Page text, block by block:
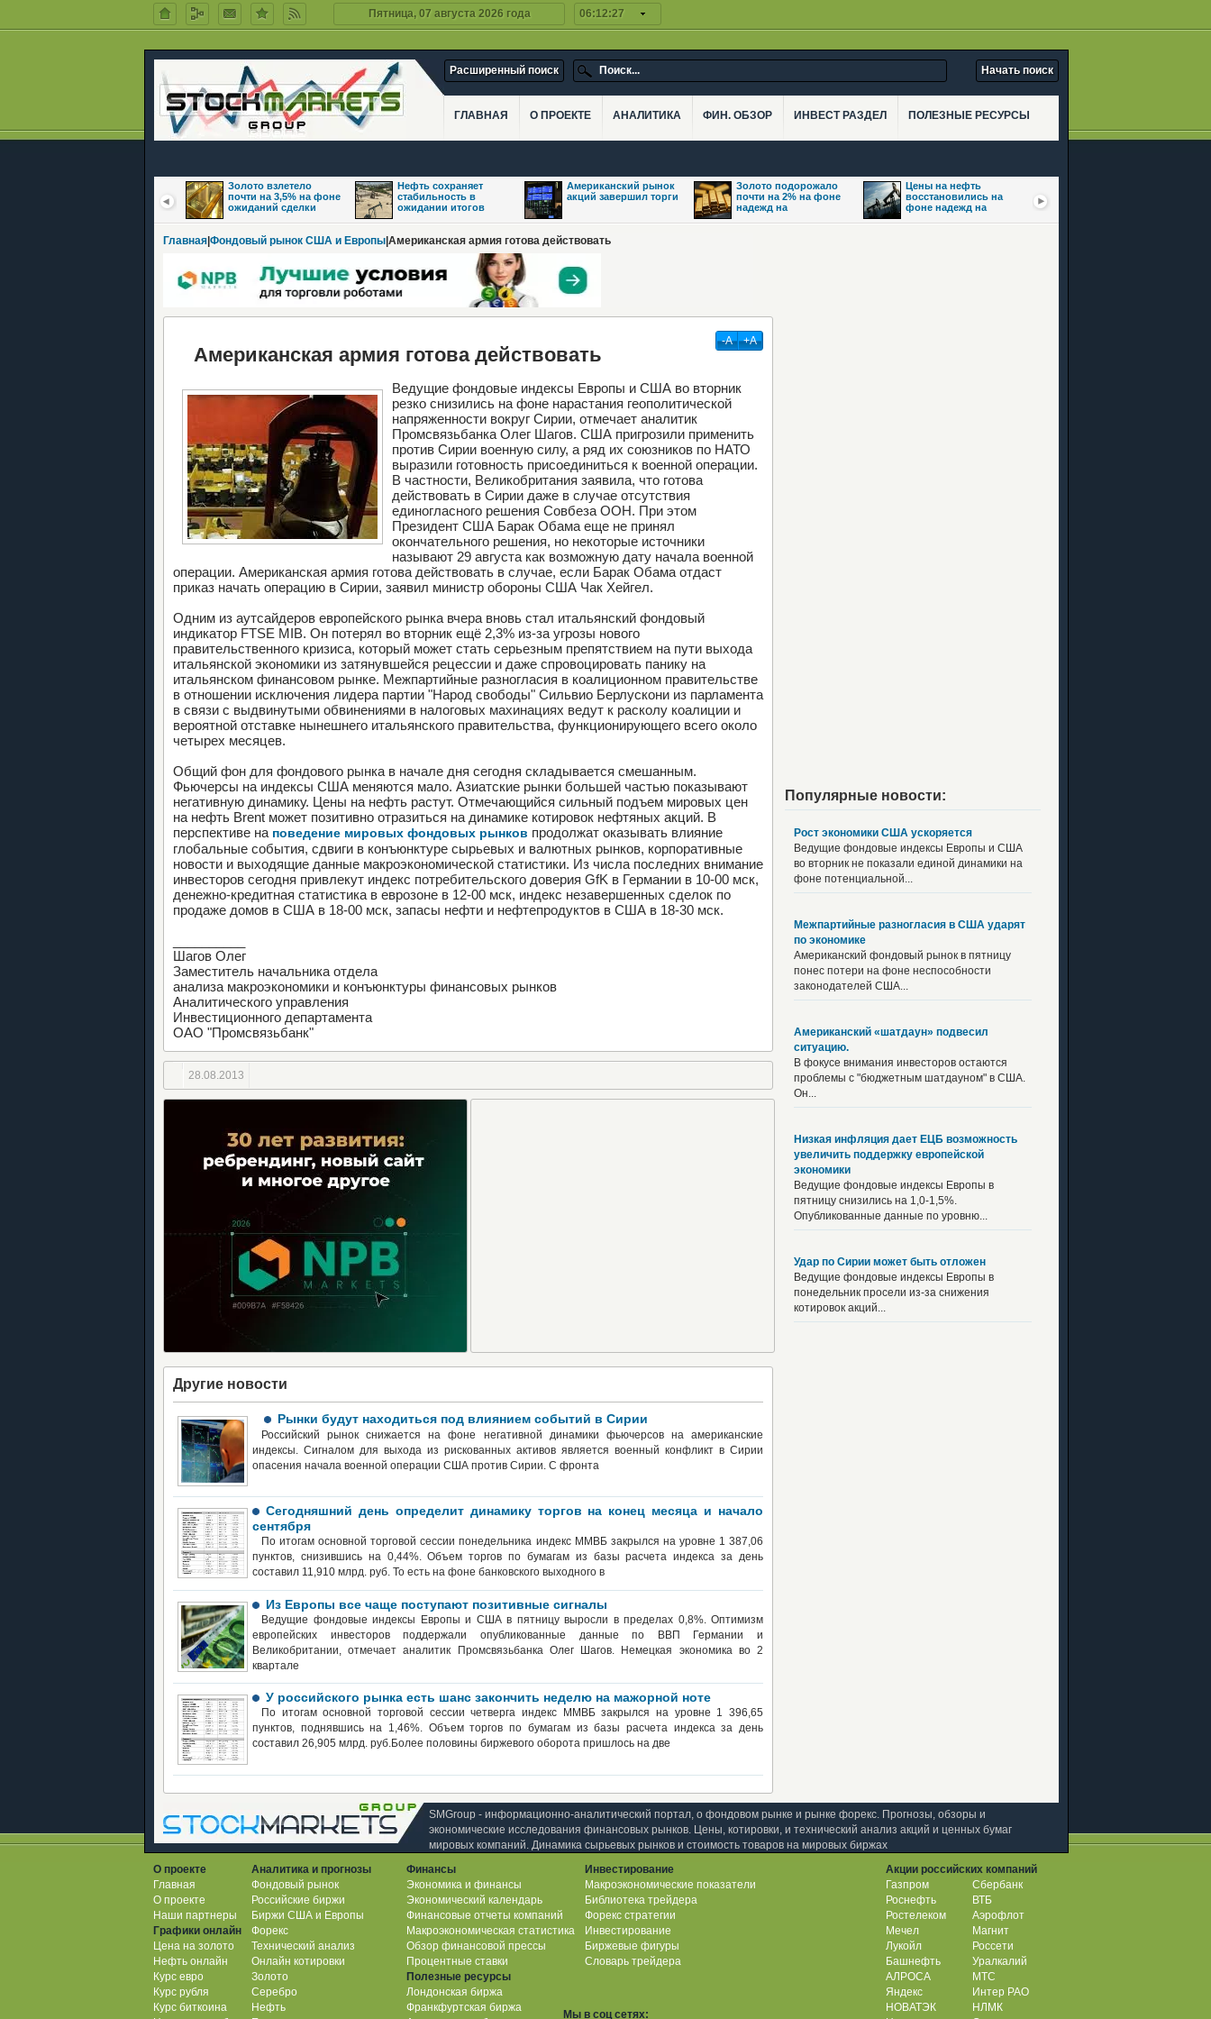
Пятница, 07 августа 2026 года 06:12:27
Расширенный поиск
ГЛАВНАЯ О ПРОЕКТЕ АНАЛИТИКА ФИН. ОБЗОР ИНВЕСТ РАЗДЕЛ ПОЛЕЗНЫЕ РЕСУРСЫ
Золото взлетело
почти на 3,5% на фоне
ожиданий сделки
Нефть сохраняет
стабильность в
ожидании итогов
Американский рынок
акций завершил торги
Золото подорожало
почти на 2% на фоне
надежд на
Цены на нефть
восстановились на
фоне надежд на
Главная Фондовый рынок США и Европы |Американская армия готова действовать
Американская армия готова действовать
-А +А
Ведущие фондовые индексы Европы и США во вторник
резко снизились на фоне нарастания геополитической
напряженности вокруг Сирии, отмечает аналитик
Промсвязьбанка Олег Шагов. США пригрозили применить
против Сирии военную силу, а ряд их союзников по НАТО
выразили готовность присоединиться к военной операции.
В частности, Великобритания заявила, что готова
действовать в Сирии даже в случае отсутствия
единогласного решения Совбеза ООН. При этом
Президент США Барак Обама еще не принял
окончательного решения, но некоторые источники
называют 29 августа как возможную дату начала военной
операции. Американская армия готова действовать в случае, если Барак Обама отдаст
приказ начать операцию в Сирии, заявил министр обороны США Чак Хейгел.
Одним из аутсайдеров европейского рынка вчера вновь стал итальянский фондовый
индикатор FTSE MIB. Он потерял во вторник ещё 2,3% из-за угрозы нового
правительственного кризиса, который может стать серьезным препятствием на пути выхода
итальянской экономики из затянувшейся рецессии и даже спровоцировать панику на
итальянском финансовом рынке. Межпартийные разногласия в коалиционном правительстве
в отношении исключения лидера партии "Народ свободы" Сильвио Берлускони из парламента
в связи с выдвинутыми обвинениями в налоговых махинациях ведут к расколу коалиции и
вероятной отставке нынешнего итальянского правительства, функционирующего всего около
четырех месяцев.
Общий фон для фондового рынка в начале дня сегодня складывается смешанным.
Фьючерсы на индексы США меняются мало. Азиатские рынки большей частью показывают
негативную динамику. Цены на нефть растут. Отмечающийся сильный подъем мировых цен
на нефть Brent может позитивно отразиться на динамике котировок нефтяных акций. В
перспективе на поведение мировых фондовых рынков продолжат оказывать влияние
глобальные события, сдвиги в конъюнктуре сырьевых и валютных рынков, корпоративные
новости и выходящие данные макроэкономической статистики. Из числа последних внимание
инвесторов сегодня привлекут индекс потребительского доверия GfK в Германии в 10-00 мск,
денежно-кредитная статистика в еврозоне в 12-00 мск, индекс незавершенных сделок по
продаже домов в США в 18-00 мск, запасы нефти и нефтепродуктов в США в 18-30 мск.
Шагов Олег
Заместитель начальника отдела
анализа макроэкономики и конъюнктуры финансовых рынков
Аналитического управления
Инвестиционного департамента
ОАО "Промсвязьбанк"
28.08.2013
Другие новости
Рынки будут находиться под влиянием событий в Сирии
Российский рынок снижается на фоне негативной динамики фьючерсов на американские
индексы. Сигналом для выхода из рискованных активов является военный конфликт в Сирии
опасения начала военной операции США против Сирии. С фронта
Сегодняшний день определит динамику торгов на конец месяца и начало
сентября
По итогам основной торговой сессии понедельника индекс ММВБ закрылся на уровне 1 387,06
пунктов, снизившись на 0,44%. Объем торгов по бумагам из базы расчета индекса за день
составил 11,910 млрд. руб. То есть на фоне банковского выходного в
Из Европы все чаще поступают позитивные сигналы
Ведущие фондовые индексы Европы и США в пятницу выросли в пределах 0,8%. Оптимизм
европейских инвесторов поддержали опубликованные данные по ВВП Германии и
Великобритании, отмечает аналитик Промсвязьбанка Олег Шагов. Немецкая экономика во 2
квартале
У российского рынка есть шанс закончить неделю на мажорной ноте
По итогам основной торговой сессии четверга индекс ММВБ закрылся на уровне 1 396,65
пунктов, поднявшись на 1,46%. Объем торгов по бумагам из базы расчета индекса за день
составил 26,905 млрд. руб.Более половины биржевого оборота пришлось на две
Популярные новости:
Рост экономики США ускоряется
Ведущие фондовые индексы Европы и США
во вторник не показали единой динамики на
фоне потенциальной...
Межпартийные разногласия в США ударят
по экономике
Американский фондовый рынок в пятницу
понес потери на фоне неспособности
законодателей США...
Американский «шатдаун» подвесил
ситуацию.
В фокусе внимания инвесторов остаются
проблемы с "бюджетным шатдауном" в США.
Он...
Низкая инфляция дает ЕЦБ возможность
увеличить поддержку европейской
экономики
Ведущие фондовые индексы Европы в
пятницу снизились на 1,0-1,5%.
Опубликованные данные по уровню...
Удар по Сирии может быть отложен
Ведущие фондовые индексы Европы в
понедельник просели из-за снижения
котировок акций...
SMGroup - информационно-аналитический портал, о фондовом рынке и рынке форекс. Прогнозы, обзоры и
экономические исследования финансовых рынков. Цены, котировки, и технический анализ акций и ценных бумаг
мировых компаний. Динамика сырьевых рынков и стоимость товаров на мировых биржах
О проекте
Главная
О проекте
Наши партнеры
Графики онлайн
Цена на золото
Нефть онлайн
Курс евро
Курс рубля
Курс биткоина
Аналитика и прогнозы
Фондовый рынок
Российские биржи
Биржи США и Европы
Форекс
Технический анализ
Онлайн котировки
Золото
Серебро
Нефть
Финансы
Экономика и финансы
Экономический календарь
Финансовые отчеты компаний
Макроэкономическая статистика
Обзор финансовой прессы
Процентные ставки
Инвестирование
Макроэкономические показатели
Библиотека трейдера
Форекс стратегии
Инвестирование
Биржевые фигуры
Словарь трейдера
Полезные ресурсы
Лондонская биржа
Франкфуртская биржа
Акции российских компаний
Газпром
Сбербанк
Роснефть
ВТБ
Ростелеком
Аэрофлот
Мечел
Магнит
Лукойл
Россети
Башнефть
Уралкалий
АЛРОСА
МТС
Яндекс
Интер РАО
НОВАТЭК
НЛМК
Мы в соц сетях: